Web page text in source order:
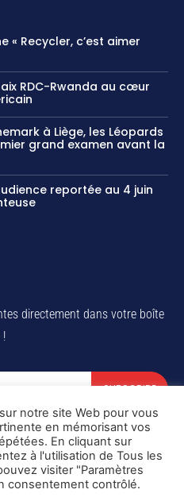
« Recycler, c’est aimer
RDC-Rwanda au cœur
à Liège, les Léopards
grand examen avant la
reportée au 4 juin
directement dans votre boîte
!
SUBSCRIBE
.
notre site Web pour vous
en mémorisant vos
En cliquant sur
à l'utilisation de Tous les
visiter "Paramètres
consentement contrôlé.